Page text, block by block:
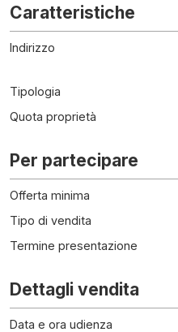
Caratteristiche
Indirizzo
Tipologia
Quota proprietà
Per partecipare
Offerta minima
Tipo di vendita
Termine presentazione
Dettagli vendita
Data e ora udienza